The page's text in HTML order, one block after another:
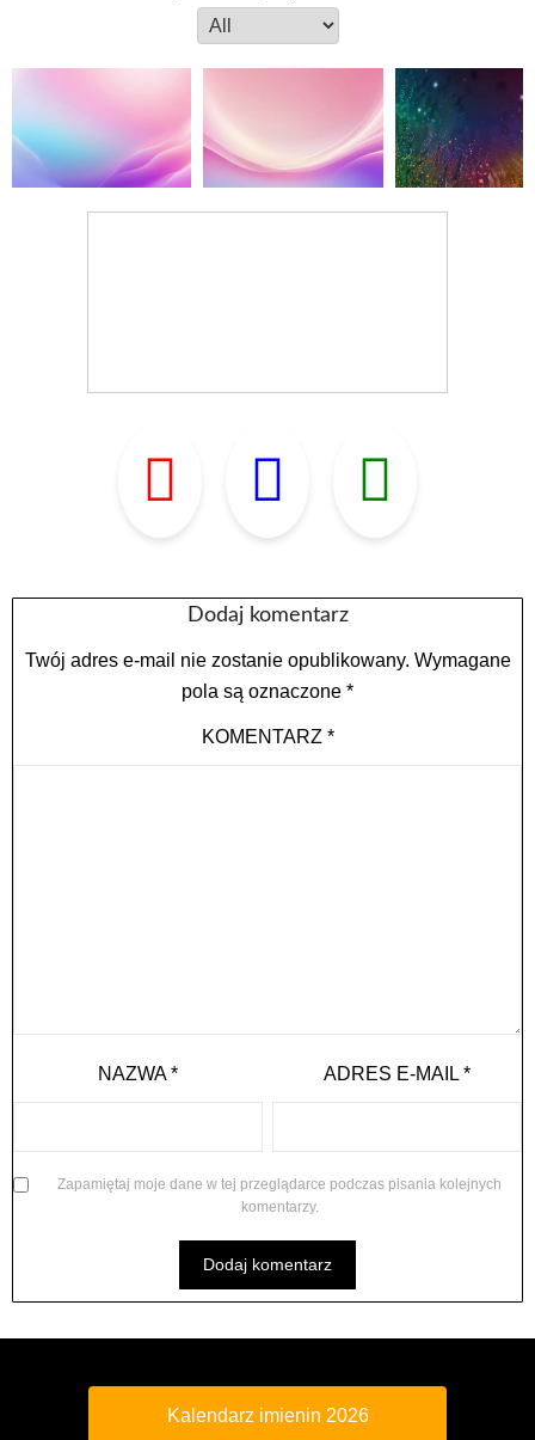
Dodaj komentarz
Twój adres e-mail nie zostanie opublikowany. Wymagane
pola są oznaczone *
KOMENTARZ *
NAZWA* ADRES E-MAIL*
Zapamiętaj moje dane w tej przeglądarce podczas pisania kolejnych
komentarzy.
Kalendarz imienin 2026